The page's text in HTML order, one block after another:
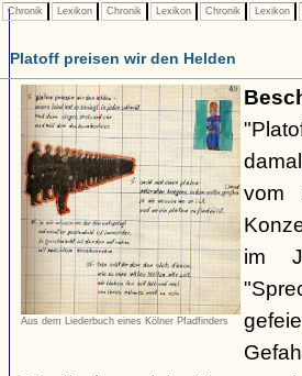
Chronik Lexikon Chronik Lexikon Chronik Lexikon
Platoff preisen wir den Helden
Aus dem Liederbuch eines Kölner Pfadfinders
vom
im